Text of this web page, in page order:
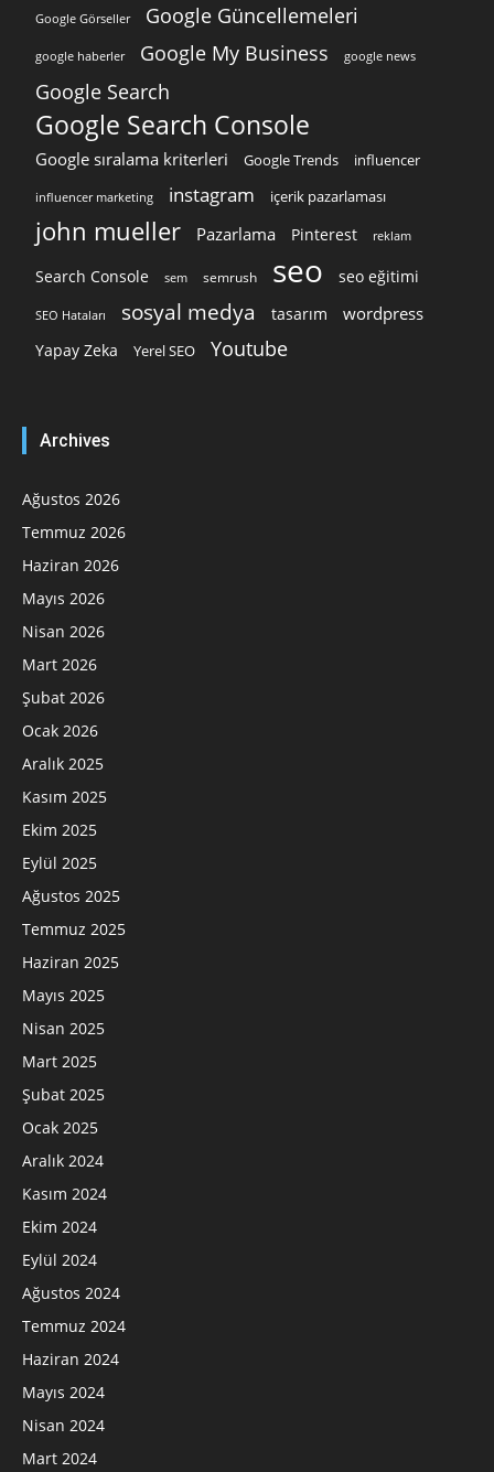
Google Görseller Google Güncellemeleri
google haberler Google My Business google news
Google Search
Google Search Console
Google sıralama kriterleri Google Trends influencer
influencer marketing instagram içerik pazarlaması
john mueller Pazarlama Pinterest reklam
Search Console sem semrush seo seo eğitimi
SEO Hataları sosyal medya tasarım wordpress
Yapay Zeka Yerel SEO Youtube
Archives
Ağustos 2026
Temmuz 2026
Haziran 2026
Mayıs 2026
Nisan 2026
Mart 2026
Şubat 2026
Ocak 2026
Aralık 2025
Kasım 2025
Ekim 2025
Eylül 2025
Ağustos 2025
Temmuz 2025
Haziran 2025
Mayıs 2025
Nisan 2025
Mart 2025
Şubat 2025
Ocak 2025
Aralık 2024
Kasım 2024
Ekim 2024
Eylül 2024
Ağustos 2024
Temmuz 2024
Haziran 2024
Mayıs 2024
Nisan 2024
Mart 2024